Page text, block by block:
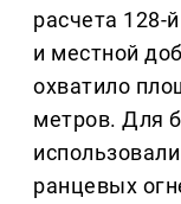
расчета 128-
и местной
охватило
метров. Для
ранцевых